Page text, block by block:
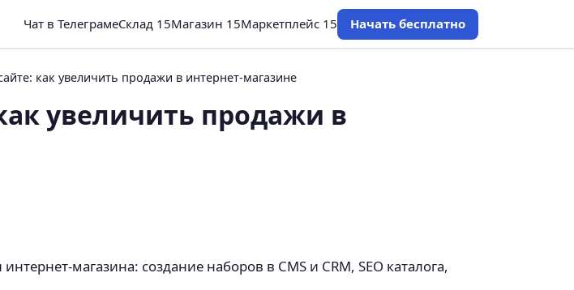
Чат в ТелеграмеСклад 15Магазин 15Маркетплейс 15 Начать бесплатно
как увеличить продажи в интернет-магазине
увеличить продажи в
магазина: создание наборов в CMS и CRM, SEO каталога,